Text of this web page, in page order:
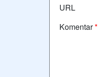
URL
Komentar*